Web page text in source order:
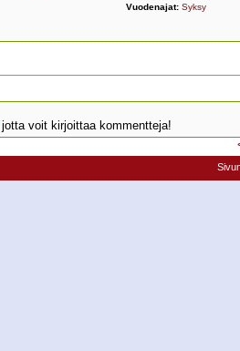
Vuodenajat: Syksy
, jotta voit kirjoittaa kommentteja!